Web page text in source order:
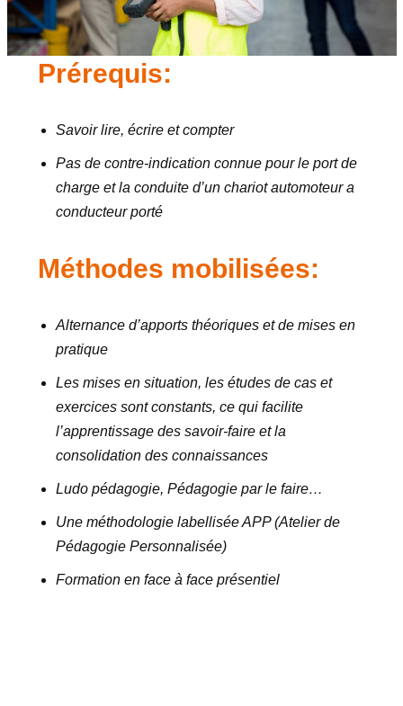
Prérequis:
Savoir lire, écrire et compter
Pas de contre-indication connue pour le port de
charge et la conduite d’un chariot automoteur a
conducteur porté
Méthodes mobilisées:
Alternance d’apports théoriques et de mises en
pratique
Les mises en situation, les études de cas et
exercices sont constants, ce qui facilite
l’apprentissage des savoir-faire et la
consolidation des connaissances
Ludo pédagogie, Pédagogie par le faire…
Une méthodologie labellisée APP (Atelier de
Pédagogie Personnalisée)
Formation en face à face présentiel